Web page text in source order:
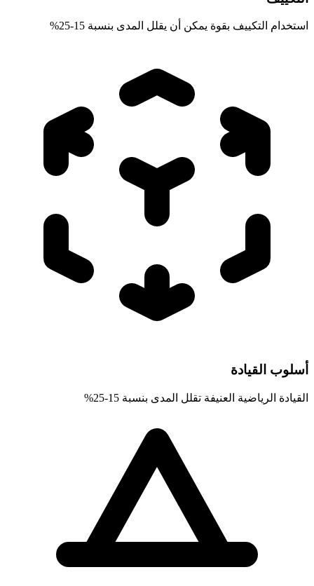
استخدام التكييف بقوة يمكن أن يقلل المدى بنسبة 15-25%
أسلوب القيادة
القيادة الرياضية العنيفة تقلل المدى بنسبة 15-25%